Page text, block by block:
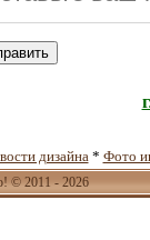
дизайна* Фото
© 2011 - 2026